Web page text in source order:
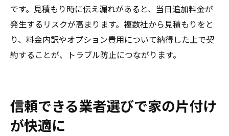
です。見積もり時に伝え漏れがあると、当日追加料金が
発生するリスクが高まります。複数社から見積もりをと
り、料金内訳やオプション費用について納得した上で契
約することが、トラブル防止につながります。
信頼できる業者選びで家の片付け
が快適に